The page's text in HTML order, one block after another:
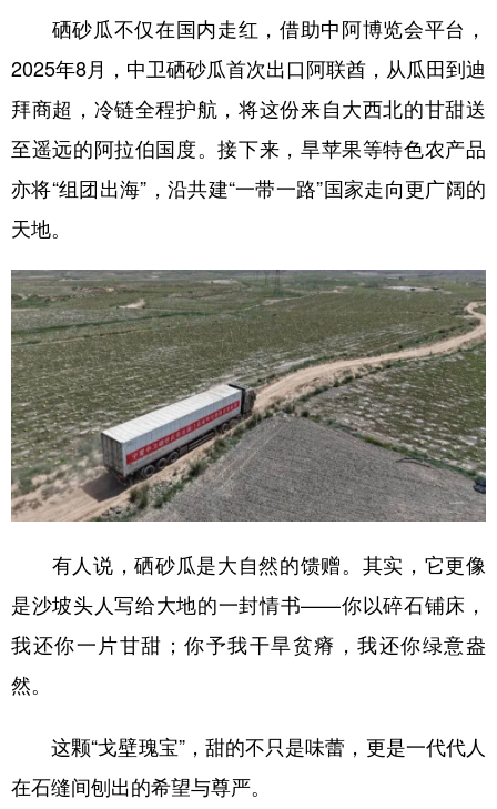
硒砂瓜不仅在国内走红，借助中阿博览会平台，
2025年8月，中卫硒砂瓜首次出口阿联酋，从瓜田到迪
拜商超，冷链全程护航，将这份来自大西北的甘甜送
至遥远的阿拉伯国度。接下来，旱苹果等特色农产品
亦将“组团出海”，沿共建“一带一路”国家走向更广阔的
天地。
有人说，硒砂瓜是大自然的馈赠。其实，它更像
是沙坡头人写给大地的一封情书——你以碎石铺床，
我还你一片甘甜；你予我干旱贫瘠，我还你绿意盎
然。
这颗“戈壁瑰宝”，甜的不只是味蕾，更是一代代人
在石缝间刨出的希望与尊严。